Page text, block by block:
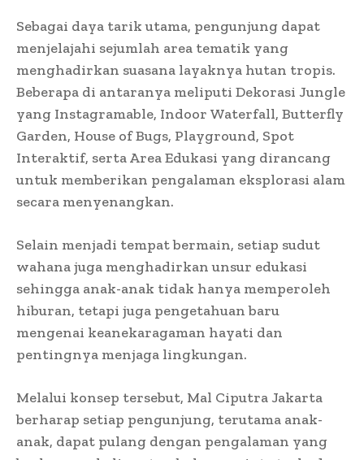
Sebagai daya tarik utama, pengunjung dapat
menjelajahi sejumlah area tematik yang
menghadirkan suasana layaknya hutan tropis.
Beberapa di antaranya meliputi Dekorasi Jungle
yang Instagramable, Indoor Waterfall, Butterfly
Garden, House of Bugs, Playground, Spot
Interaktif, serta Area Edukasi yang dirancang
untuk memberikan pengalaman eksplorasi alam
secara menyenangkan.
Selain menjadi tempat bermain, setiap sudut
wahana juga menghadirkan unsur edukasi
sehingga anak-anak tidak hanya memperoleh
hiburan, tetapi juga pengetahuan baru
mengenai keanekaragaman hayati dan
pentingnya menjaga lingkungan.
Melalui konsep tersebut, Mal Ciputra Jakarta
berharap setiap pengunjung, terutama anak-
anak, dapat pulang dengan pengalaman yang